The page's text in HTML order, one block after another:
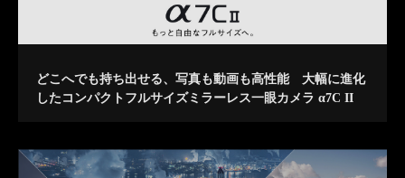
どこへでも持ち出せる、写真も動画も高性能 大幅に進化
したコンパクトフルサイズミラーレス一眼カメラ α7C II